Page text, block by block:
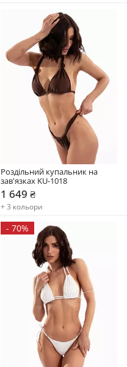
Роздільний купальник на
зав'язках KU-1018
1 649 ₴
+ 3 кольори
- 70%